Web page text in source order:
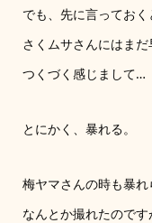
でも、先に言っておく
さくムサさんにはま
つくづく感じまして…
とにかく、暴れる。
梅ヤマさんの時も暴れ
なんとか撮れたのです